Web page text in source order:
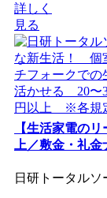
詳しく
見る
【生活家電の
上／敷金・礼
日研トータル